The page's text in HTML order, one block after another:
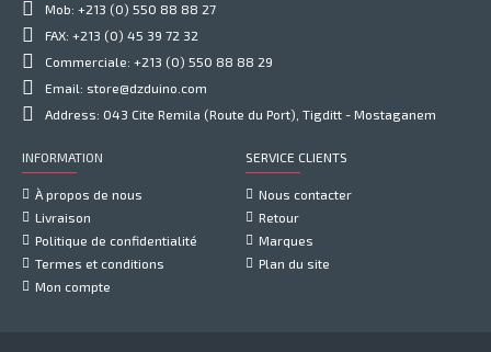
Mob: +213 (0) 550 88 88 27
FAX: +213 (0) 45 39 72 32
Commerciale: +213 (0) 550 88 88 29
Email: store@dzduino.com
Address: 043 Cite Remila (Route du Port), Tigditt - Mostaganem
INFORMATION
À propos de nous
Livraison
Politique de confidentialité
Termes et conditions
Mon compte
SERVICE CLIENTS
Nous contacter
Retour
Marques
Plan du site